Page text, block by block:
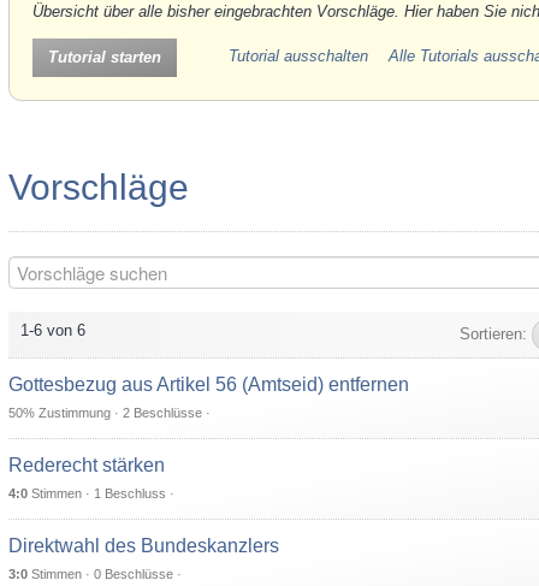
Übersicht über alle bisher eingebrachten Vorschläge. Hier haben Sie
Tutorial starten Tutorial ausschalten Alle Tutorials
Vorschläge
1-6 von 6 Sortieren:
Gottesbezug aus Artikel 56 (Amtseid) entfernen
50% Zustimmung · 2 Beschlüsse ·
Rederecht stärken
4:0Stimmen · 1 Beschluss ·
Direktwahl des Bundeskanzlers
3:0Stimmen · 0 Beschlüsse ·